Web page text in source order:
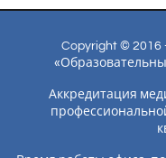
Copyright ©
Аккредитация